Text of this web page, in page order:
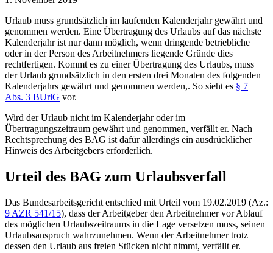
Urlaub muss grundsätzlich im laufenden Kalenderjahr gewährt und
genommen werden. Eine Übertragung des Urlaubs auf das nächste
Kalenderjahr ist nur dann möglich, wenn dringende betriebliche
oder in der Person des Arbeitnehmers liegende Gründe dies
rechtfertigen. Kommt es zu einer Übertragung des Urlaubs, muss
der Urlaub grundsätzlich in den ersten drei Monaten des folgenden
Kalenderjahrs gewährt und genommen werden,. So sieht es § 7
Abs. 3 BUrlG vor.
Wird der Urlaub nicht im Kalenderjahr oder im
Übertragungszeitraum gewährt und genommen, verfällt er. Nach
Rechtsprechung des BAG ist dafür allerdings ein ausdrücklicher
Hinweis des Arbeitgebers erforderlich.
Urteil des BAG zum Urlaubsverfall
Das Bundesarbeitsgericht entschied mit Urteil vom 19.02.2019 (Az.:
9 AZR 541/15), dass der Arbeitgeber den Arbeitnehmer vor Ablauf
des möglichen Urlaubszeitraums in die Lage versetzen muss, seinen
Urlaubsanspruch wahrzunehmen. Wenn der Arbeitnehmer trotz
dessen den Urlaub aus freien Stücken nicht nimmt, verfällt er.